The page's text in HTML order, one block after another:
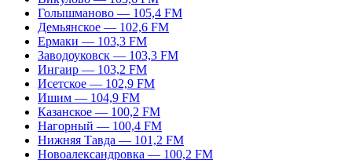
Голышманово — 105,4 FM
Демьянское — 102,6 FM
Ермаки — 103,3 FM
Заводоуковск — 103,3 FM
Ингаир — 103,2 FM
Исетское — 102,9 FM
Ишим — 104,9 FM
Казанское — 100,2 FM
Нагорный — 100,4 FM
Нижняя Тавда — 101,2 FM
Новоалександровка — 100,2 FM